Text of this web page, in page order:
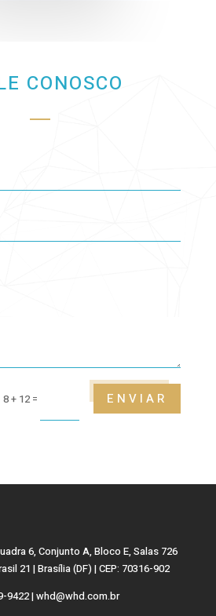
CONOSCO
8 + 12 = ENVIAR
6, Conjunto A, Bloco E, Salas 726
21 | Brasília (DF) | CEP: 70316-902
9422 | whd@whd.com.br